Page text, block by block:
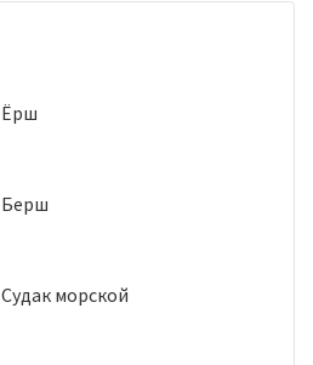
Ёрш
Берш
Судак морской